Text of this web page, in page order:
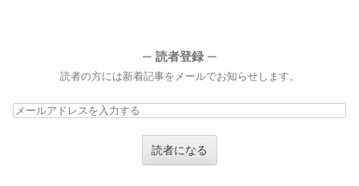
ー 読者登録 ー
読者の方には新着記事をメールでお知らせします。
メ